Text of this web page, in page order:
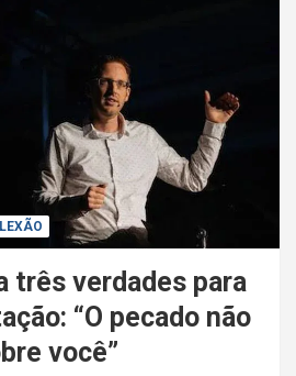
três verdades para
“O pecado não
você”